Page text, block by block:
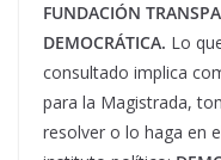
FUNDACIÓN
DEMOCRÁTICA. Lo
consultado implica
para la Magistrada,
resolver o lo haga en